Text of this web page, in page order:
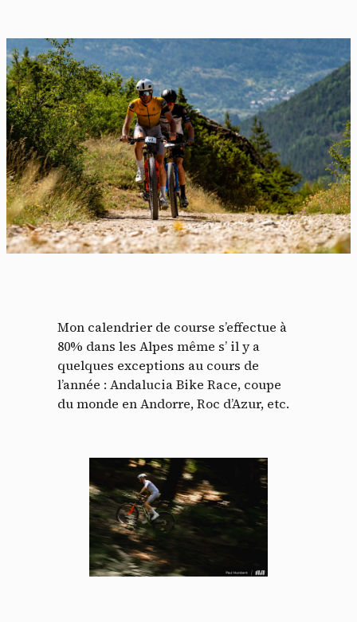
Mon calendrier de course s’effectue à
80% dans les Alpes même s’ il y a
quelques exceptions au cours de
l’année : Andalucia Bike Race, coupe
du monde en Andorre, Roc d’Azur, etc.